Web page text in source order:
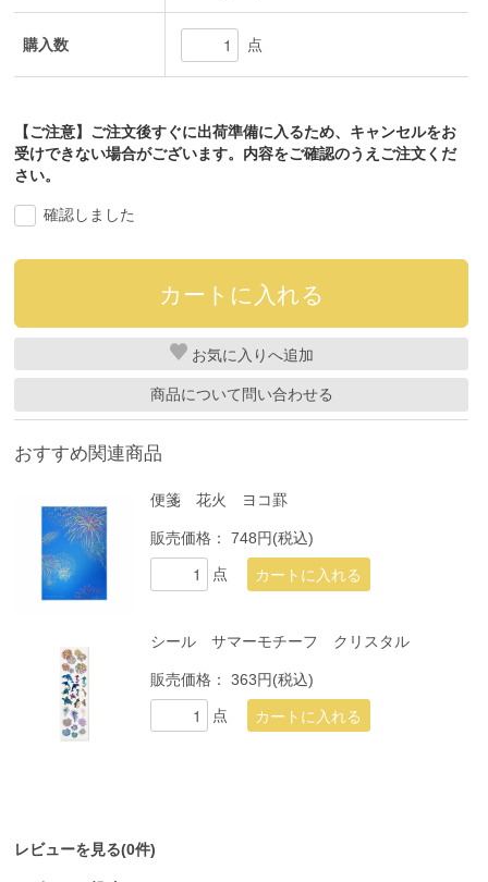
購入数 点
【ご注意】ご注文後すぐに出荷準備に入るため、キャンセルをお
受けできない場合がございます。内容をご確認のうえご注文くだ
さい。
確認しました
お気に入り
商品について問い合わせる
おすすめ関連商品
便箋 花火 ヨコ罫
販売価格：748円(税込)
点
シール サマーモチーフ クリスタル
販売価格：363円(税込)
点
レビューを見る(0件)